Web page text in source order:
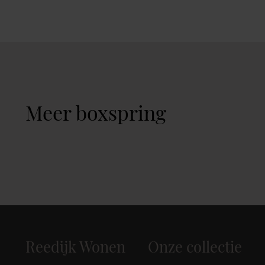
Meer boxspring
Reedijk Wonen Onze collectie